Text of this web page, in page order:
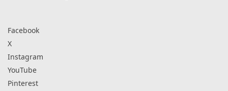
Facebook
X
Instagram
YouTube
Pinterest